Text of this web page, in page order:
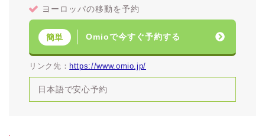
ヨーロッパの移動を予約
簡単 Omioで今すぐ予約する
リンク先： https://www.omio.jp/
日本語で安心予約